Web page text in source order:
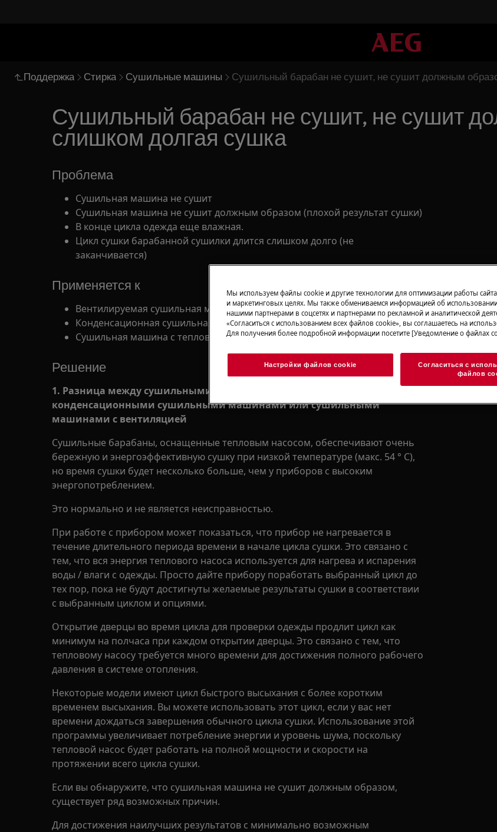
Поддержка Стирка Сушильные машины Сушильный барабан не сушит, не сушит должным
Сушильный барабан не сушит, не сушит
слишком долгая сушка
Проблема
Сушильная машина не сушит
Сушильная машина не сушит должным образом (плохой результат сушки)
В конце цикла одежда еще влажная.
Цикл сушки барабанной сушилки длится слишком долго (не
заканчивается)
Применяется к
Вентилируемая сушильная машина
Конденсационная сушильная машина
Сушильная машина с тепловым насосом
Решение
1. Разница между сушильными машинами с тепловым насосом,
конденсационными сушильными машинами илисушильными
машинами с вентиляцией
Сушильные барабаны, оснащенные тепловым насосом, обеспечивают очень
бережную и энергоэффективную сушку при низкой температуре (макс. 54 ° C),
но время сушки будет несколько больше, чем у приборов с высоким
энергопотреблением.
Это нормально и не является неисправностью.
При работе с прибором может показаться, что прибор не нагревается в
течение длительного периода времени в начале цикла сушки. Это связано с
тем, что вся энергия теплового насоса используется для нагрева и испарения
воды / влаги с одежды. Просто дайте прибору поработать выбранный цикл до
тех пор, пока не будут достигнуты желаемые результаты сушки в соответствии
с выбранным циклом и опциями.
Открытие дверцы во время цикла для проверки одежды продлит цикл как
минимум на полчаса при каждом открытии дверцы. Это связано с тем, что
тепловому насосу требуется много времени для достижения полного рабочего
давления в системе отопления.
Некоторые модели имеют цикл быстрого высыхания с более коротким
временем высыхания. Вы можете использовать этот цикл, если у вас нет
времени дождаться завершения обычного цикла сушки. Использование этой
программы увеличивает потребление энергии и уровень шума, поскольку
тепловой насос будет работать на полной мощности и скорости на
протяжении всего цикла сушки.
Если вы обнаружите, что сушильная машина не сушит должным образом,
существует ряд возможных причин.
Для достижения наилучших результатов с минимально возможным
Мы используем файлы cookie и другие технологии для оптимизации работы
и маркетинговых целях. Мы также обмениваемся информацией об
нашими партнерами в соцсетях и партнерами по рекламной и аналитической
«Согласиться с использованием всех файлов cookie», вы соглашаетесь на
Для получения более подробной информации посетите [Уведомление о файлах
Настройки файлов cookie
Согласиться с
файлов